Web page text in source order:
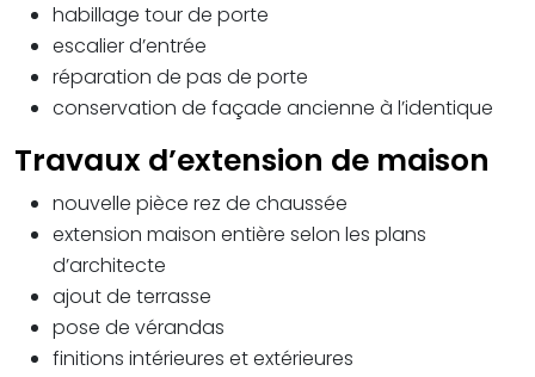
habillage tour de porte
escalier d’entrée
réparation de pas de porte
conservation de façade ancienne à l’identique
Travaux d’extension de maison
nouvelle pièce rez de chaussée
extension maison entière selon les plans
d’architecte
ajout de terrasse
pose de vérandas
finitions intérieures et extérieures